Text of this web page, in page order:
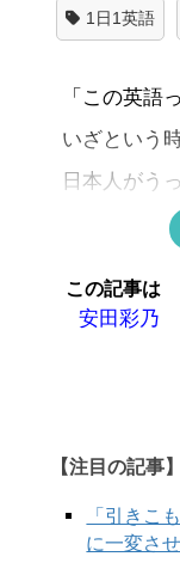
1日1英語
「この英語
いざという
日本人がう
今日は「コ
この記事は
安田彩乃
【注目の記事】
「引きこ
に一変さ